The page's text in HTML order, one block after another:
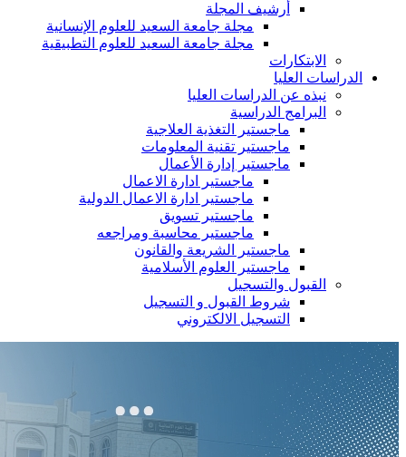
أرشيف المجلة
مجلة جامعة السعيد للعلوم الإنسانية
مجلة جامعة السعيد للعلوم التطبيقية
الابتكارات
الدراسات العليا
نبذه عن الدراسات العليا
البرامج الدراسية
ماجستير التغذية العلاجية
ماجستير تقنية المعلومات
ماجستير إدارة الأعمال
ماجستير ادارة الاعمال
ماجستير ادارة الاعمال الدولية
ماجستير تسويق
ماجستير محاسبة ومراجعه
ماجستير الشريعة والقانون
ماجستير العلوم الأسلامية
القبول والتسجيل
شروط القبول و التسجيل
التسجيل الالكتروني